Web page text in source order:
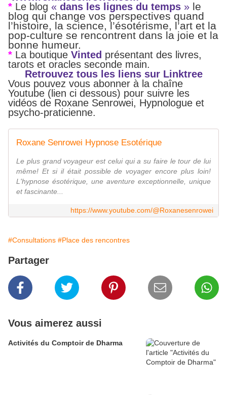
* Le blog « dans les lignes du temps » le
blog qui change vos perspectives quand
l’histoire, la science, l’ésotérisme, l’art et la
pop-culture se rencontrent dans la joie et la
bonne humeur.
* La boutique Vinted présentant des livres,
tarots et oracles seconde main.
Retrouvez tous les liens sur Linktree
Vous pouvez vous abonner à la chaîne
Youtube (lien ci dessous) pour suivre les
vidéos de Roxane Senrowei, Hypnologue et
psycho-praticienne.
Roxane Senrowei Hypnose Esotérique
Le plus grand voyageur est celui qui a su faire le tour de lui
même! Et si il était possible de voyager encore plus loin!
L'hypnose ésotérique, une aventure exceptionnelle, unique
et fascinante...
https://www.youtube.com/@Roxanesenrowei
#Consultations #Place des rencontres
Partager
Vous aimerez aussi
Activités du Comptoir de Dharma